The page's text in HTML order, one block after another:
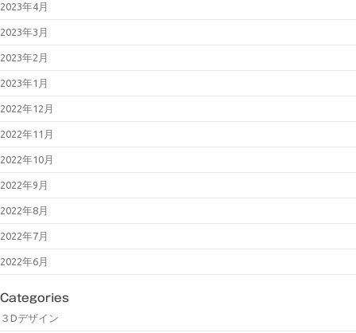
2023年4月
2023年3月
2023年2月
2023年1月
2022年12月
2022年11月
2022年10月
2022年9月
2022年8月
2022年7月
2022年6月
Categories
３Dデザイン